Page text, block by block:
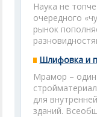
Наука не
очередного
рынок
Шлифовка и
Мрамор –
для
зданий.